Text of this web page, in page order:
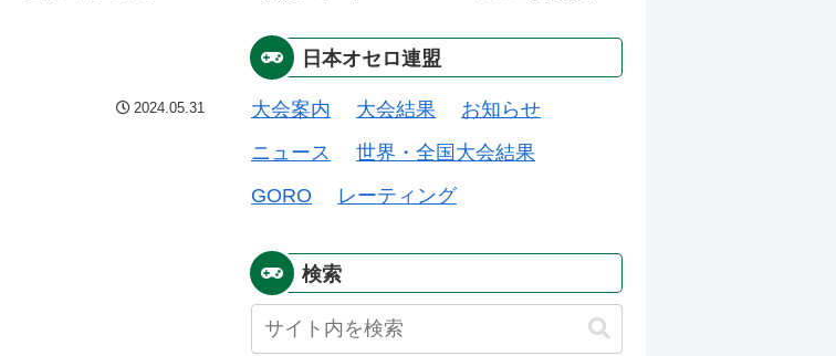
2024.05.31
日本オセロ連盟
大会案内 大会結果
お知らせ
ニュース
世界・全国大会結果
GORO
レーティング
検索